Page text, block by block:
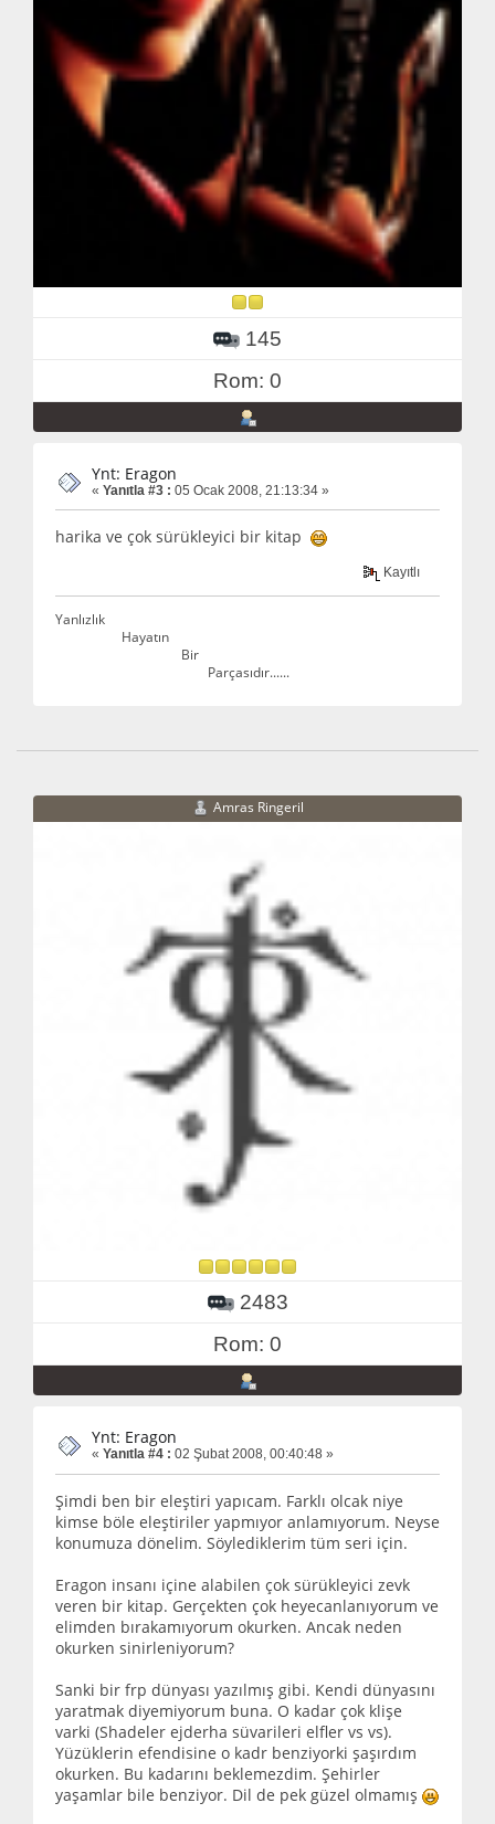
145
Rom: 0
Ynt: Eragon
« Yanıtla #3 : 05 Ocak 2008, 21:13:34 »
harika ve çok sürükleyici bir kitap
Kayıtlı
Yanlızlık
Hayatın
Bir
Parçasıdır......
Amras Ringeril
2483
Rom: 0
Ynt: Eragon
« Yanıtla #4 : 02 Şubat 2008, 00:40:48 »
Şimdi ben bir eleştiri yapıcam. Farklı olcak niye
kimse böle eleştiriler yapmıyor anlamıyorum. Neyse
konumuza dönelim. Söylediklerim tüm seri için.
Eragon insanı içine alabilen çok sürükleyici zevk
veren bir kitap. Gerçekten çok heyecanlanıyorum ve
elimden bırakamıyorum okurken. Ancak neden
okurken sinirleniyorum?
Sanki bir frp dünyası yazılmış gibi. Kendi dünyasını
yaratmak diyemiyorum buna. O kadar çok klişe
varki (Shadeler ejderha süvarileri elfler vs vs).
Yüzüklerin efendisine o kadr benziyorki şaşırdım
okurken. Bu kadarını beklemezdim. Şehirler
yaşamlar bile benziyor. Dil de pek güzel olmamış